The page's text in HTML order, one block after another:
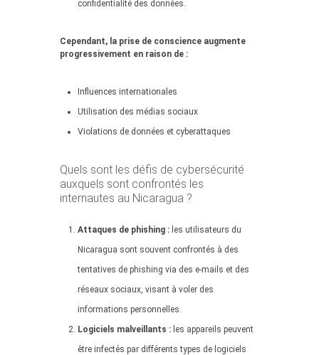
confidentialité des données.
Cependant, la prise de conscience augmente
progressivement en raison de :
Influences internationales
Utilisation des médias sociaux
Violations de données et cyberattaques
Quels sont les défis de cybersécurité
auxquels sont confrontés les
internautes au Nicaragua ?
Attaques de phishing : les utilisateurs du
Nicaragua sont souvent confrontés à des
tentatives de phishing via des e-mails et des
réseaux sociaux, visant à voler des
informations personnelles.
Logiciels malveillants : les appareils peuvent
être infectés par différents types de logiciels